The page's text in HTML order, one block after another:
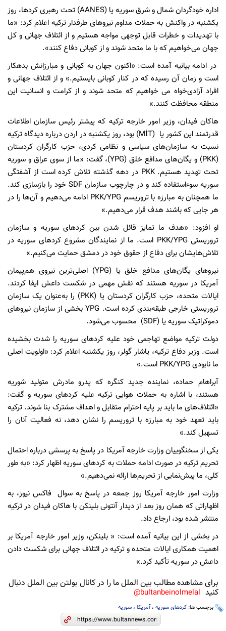
اداره خودگردان شمال و شرق سوریه یا (AANES) تحت رهبری کردها، روز
یکشنبه در واکنش به حملات مداوم نیروهای طرفدار ترکیه اعلام کرد: «ما
با تهدیدات و خطرات قابل توجهی مواجه هستیم و از ائتلاف جهانی و کل
جهان می‌خواهیم که با ما متحد شوند و از کوبانی دفاع کنند».
در ادامه بیانیه آمده است: «اکنون جهان به کوبانی و مبارزانش بدهکار
است و زمان آن رسیده که در کنار کوبانی بایستیم.» و از ائتلاف جهانی و
افراد آزادی‌خواه می خواهیم که متحد شوند و از کرامت و انسانیت این
منطقه محافظت کنند.»
هاکان فیدان، وزیر امور خارجه ترکیه که پیشتر رئیس سازمان اطلاعات
قدرتمند این کشور یا (MİT) بود، روز یکشنبه در اردن درباره دیدگاه ترکیه
نسبت به سازمان‌های سیاسی و نظامی کردی، حزب کارگران کردستان
(PKK) و یگان‌های مدافع خلق (YPG)، گفت: «ما از سوی عراق و سوریه
تحت تهدید هستیم. PKK در دهه گذشته تلاش کرده است از آشفتگی
سوریه سوءاستفاده کند و در چارچوب سازمان SDF خود را بازسازی کند.
ما همچنان به مبارزه با تروریسم PKK/YPG ادامه می‌دهیم و آن‌ها را در
هر جایی که باشند هدف قرار می‌دهیم.»
او افزود: «هدف ما تمایز قائل شدن بین کردهای سوریه و سازمان
تروریستی PKK/YPG است. ما از نمایندگان مشروع کردهای سوریه در
تلاش‌هایشان برای دفاع از حقوق خود در دمشق حمایت می‌کنیم.»
نیروهای یگان‌های مدافع خلق یا (YPG) اصلی‌ترین نیروی هم‌پیمان
آمریکا در سوریه هستند که نقش مهمی در شکست داعش ایفا کردند.
ایالات متحده، حزب کارگران کردستان یا (PKK) را به‌عنوان یک سازمان
تروریستی خارجی طبقه‌بندی کرده است. YPG بخشی از سازمان نیروهای
دموکراتیک سوریه یا (SDF) محسوب می‌شود.
دولت ترکیه مواضع تهاجمی خود علیه کردهای سوریه را شدت بخشیده
است. وزیر دفاع ترکیه، یاشار گولر، روز یکشنبه اعلام کرد: «اولویت اصلی
ما نابودی PKK/YPG است.»
آبراهام حماده، نماینده جدید کنگره که پدرو مادرش متولید شوریه
هستند، با اشاره به حملات هوایی ترکیه علیه کردهای سوریه و گفت:
«ائتلاف‌های ما باید بر پایه احترام متقابل و اهداف مشترک بنا شوند. ترکیه
باید تعهد خود به مبارزه با تروریسم را نشان دهد، نه فعالیت آنان را
تسهیل کند.»
یکی از سخنگوییان وزارت خارجه آمریکا در پاسخ به پرسشی درباره احتمال
تحریم ترکیه در صورت ادامه حملات به کردهای سوریه اظهار کرد: «به طور
کلی، ما پیش‌نمایی از تحریم‌ها ارائه نمی‌دهیم.»
وزارت امور خارجه آمریکا روز جمعه در پاسخ به سوال فاکس نیوز، به
اظهاراتی که همان روز بعد از دیدار آنتونی بلینکن با هاکان فیدان در ترکیه
منتشر شده بود، ارجاع داد.
در بخشی از این بیانیه آمده است: « بلینکن، وزیر امور خارجه آمریکا بر
اهمیت همکاری ایالات متحده و ترکیه در ائتلاف جهانی برای شکست دادن
داعش در سوریه تأکید کرد.»
برای مشاهده مطالب بین الملل ما را در کانال بولتن بین الملل دنبال
کنید bultanbeinolmelal@
برچسب ها: کردهای سوریه ،آمریکا ، سوریه